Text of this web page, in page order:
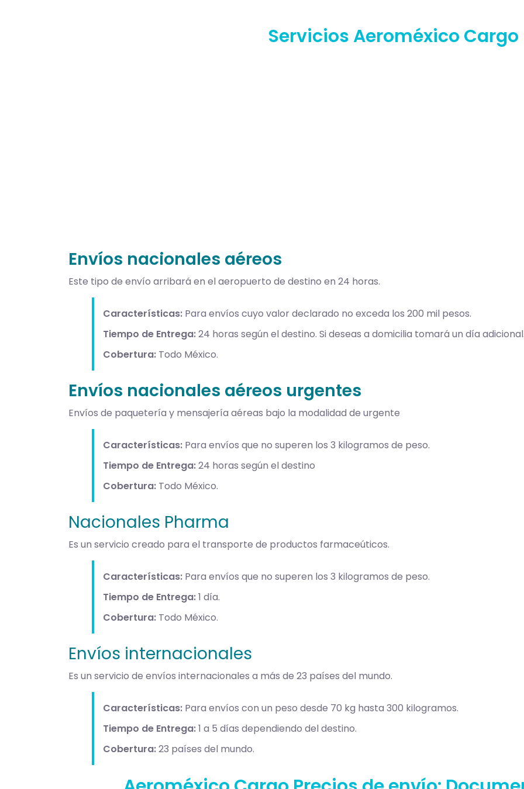
Servicios Aeroméxico Cargo
Envíos nacionales aéreos
Este tipo de envío arribará en el aeropuerto de destino en 24 horas.
Características: Para envíos cuyo valor declarado no exceda los 200 mil pesos.
Tiempo de Entrega:24 horas según el destino. Si deseas a domicilia tomará un día adicional.
Cobertura: Todo México.
Envíos nacionales aéreos urgentes
Envíos de paquetería y mensajería aéreas bajo la modalidad de urgente
Características: Para envíos que no superen los 3 kilogramos de peso.
Tiempo de Entrega:24 horas según el destino
Cobertura: Todo México.
Nacionales Pharma
Es un servicio creado para el transporte de productos farmaceúticos.
Características: Para envíos que no superen los 3 kilogramos de peso.
Tiempo de Entrega:1 día.
Cobertura: Todo México.
Envíos internacionales
Es un servicio de envíos internacionales a más de 23 países del mundo.
Características: Para envíos con un peso desde 70 kg hasta 300 kilogramos.
Tiempo de Entrega:1 a 5 días dependiendo del destino.
Cobertura:23 países del mundo.